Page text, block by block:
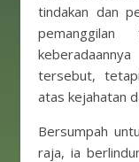
tindakan dan
pemanggilan
tersebut,
atas kejahatan
Bersumpah
raja, ia